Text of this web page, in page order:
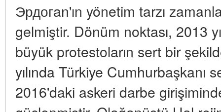
Эрдогan'ın yönetim tarzı
gelmiştir. Dönüm noktası, 2013
büyük protestoların sert bir
yılında Türkiye Cumhurbaşkanı
2016'daki askeri darbe